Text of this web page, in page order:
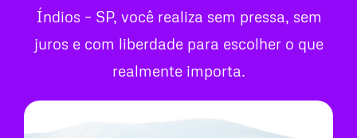
Índios – SP, você realiza sem pressa, sem
juros e com liberdade para escolher o que
realmente importa.